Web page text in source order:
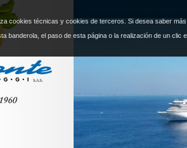
cookies técnicas y cookies de terceros. Si desea saber
banderola, el paso de esta página o la realización de un